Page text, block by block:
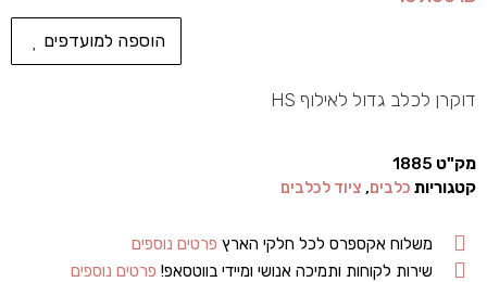
הוספה למועדפים
דוקרן לכלב גדול לאילוף HS
מק"ט 1885
קטגוריות כלבים, ציוד לכלבים
משלוח אקספרס לכל חלקי הארץ פרטים נוספים
שירות לקוחות ותמיכה אנושי ומיידי בווטסאפ! פרטים נוספים